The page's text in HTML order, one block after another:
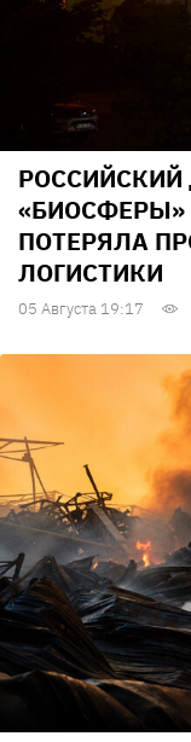
ПОТЕРЯЛА
ЛОГИСТИКИ
05 Августа 19:17